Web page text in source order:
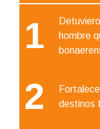
1
hombre
2
destinos